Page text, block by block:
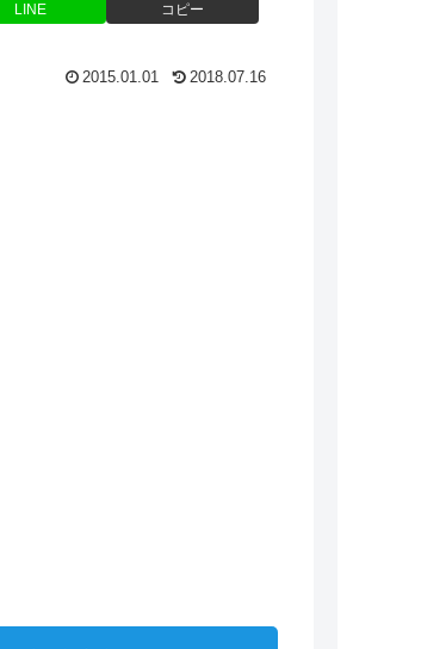
LINE コピー
2015.01.01 2018.07.16